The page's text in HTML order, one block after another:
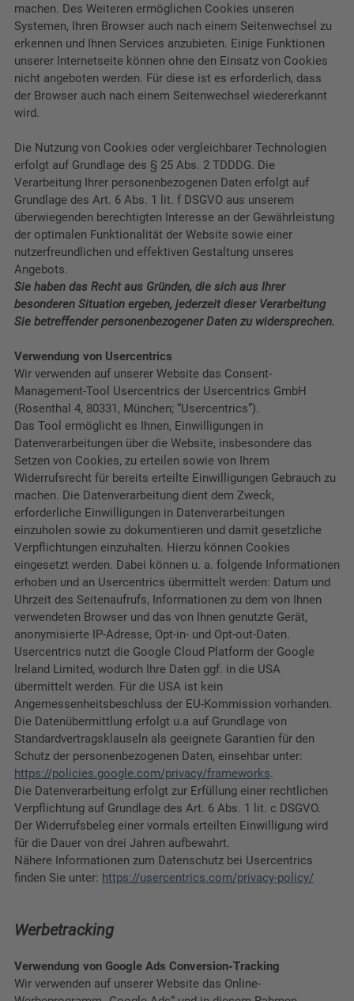
machen. Des Weiteren ermöglichen Cookies unseren
Systemen, Ihren Browser auch nach einem Seitenwechsel zu
erkennen und Ihnen Services anzubieten. Einige Funktionen
unserer Internetseite können ohne den Einsatz von Cookies
nicht angeboten werden. Für diese ist es erforderlich, dass
der Browser auch nach einem Seitenwechsel wiedererkannt
wird.
Die Nutzung von Cookies oder vergleichbarer Technologien
erfolgt auf Grundlage des § 25 Abs. 2 TDDDG. Die
Verarbeitung Ihrer personenbezogenen Daten erfolgt auf
Grundlage des Art. 6 Abs. 1 lit. f DSGVO aus unserem
überwiegenden berechtigten Interesse an der Gewährleistung
der optimalen Funktionalität der Website sowie einer
nutzerfreundlichen und effektiven Gestaltung unseres
Angebots.
Sie haben das Recht aus Gründen, die sich aus Ihrer
besonderen Situation ergeben, jederzeit dieser Verarbeitung
Sie betreffender personenbezogener Daten zu widersprechen.
Verwendung von Usercentrics
Wir verwenden auf unserer Website das Consent-
Management-Tool Usercentrics der Usercentrics GmbH
(Rosenthal 4, 80331, München; “Usercentrics”).
Das Tool ermöglicht es Ihnen, Einwilligungen in
Datenverarbeitungen über die Website, insbesondere das
Setzen von Cookies, zu erteilen sowie von Ihrem
Widerrufsrecht für bereits erteilte Einwilligungen Gebrauch zu
machen. Die Datenverarbeitung dient dem Zweck,
erforderliche Einwilligungen in Datenverarbeitungen
einzuholen sowie zu dokumentieren und damit gesetzliche
Verpflichtungen einzuhalten. Hierzu können Cookies
eingesetzt werden. Dabei können u. a. folgende Informationen
erhoben und an Usercentrics übermittelt werden: Datum und
Uhrzeit des Seitenaufrufs, Informationen zu dem von Ihnen
verwendeten Browser und das von Ihnen genutzte Gerät,
anonymisierte IP-Adresse, Opt-in- und Opt-out-Daten.
Usercentrics nutzt die Google Cloud Platform der Google
Ireland Limited, wodurch Ihre Daten ggf. in die USA
übermittelt werden. Für die USA ist kein
Angemessenheitsbeschluss der EU-Kommission vorhanden.
Die Datenübermittlung erfolgt u.a auf Grundlage von
Standardvertragsklauseln als geeignete Garantien für den
Schutz der personenbezogenen Daten, einsehbar unter:
https://policies.google.com/privacy/frameworks.
Die Datenverarbeitung erfolgt zur Erfüllung einer rechtlichen
Verpflichtung auf Grundlage des Art. 6 Abs. 1 lit. c DSGVO.
Der Widerrufsbeleg einer vormals erteilten Einwilligung wird
für die Dauer von drei Jahren aufbewahrt.
Nähere Informationen zum Datenschutz bei Usercentrics
finden Sie unter: https://usercentrics.com/privacy-policy/
Werbetracking
Verwendung von Google Ads Conversion-Tracking
Wir verwenden auf unserer Website das Online-